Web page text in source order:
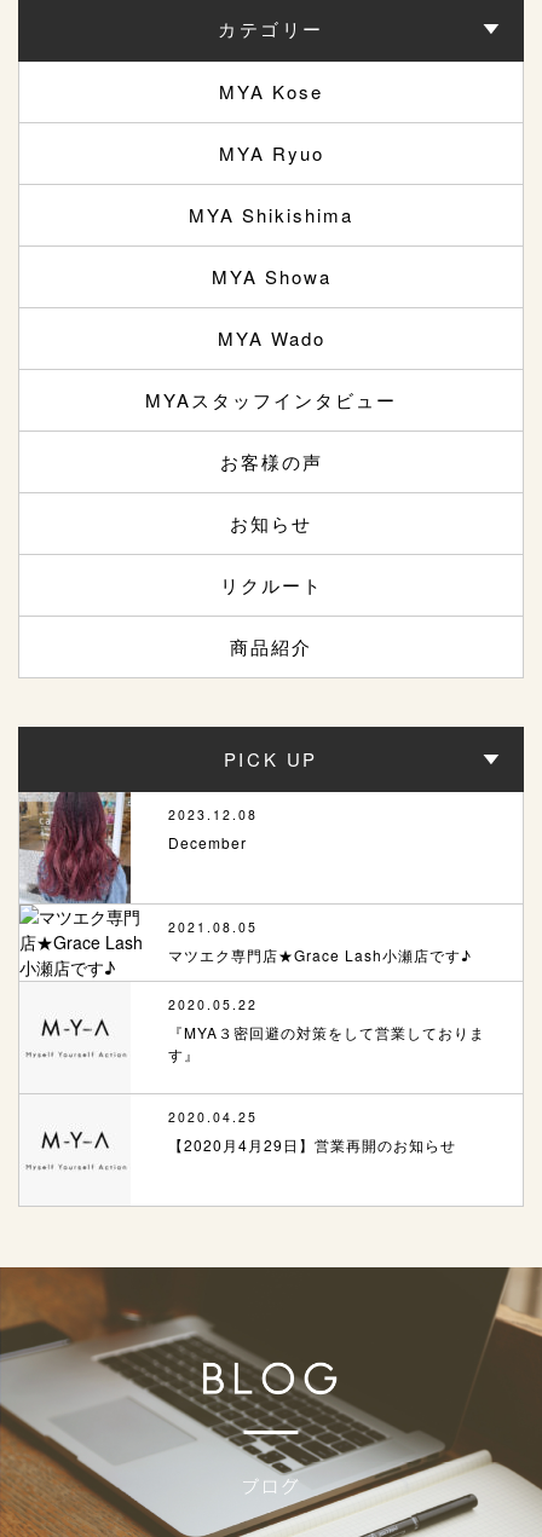
カテゴリー
MYA Kose
MYA Ryuo
MYA Shikishima
MYA Showa
MYA Wado
MYAスタッフインタビュー
お客様の声
お知らせ
リクルート
商品紹介
PICK UP
2023.12.08
December
2021.08.05
マツエク専門店★Grace Lash小瀬店です♪
2020.05.22
『MYA３密回避の対策をして営業しておりま
す』
2020.04.25
【2020月4月29日】営業再開のお知らせ